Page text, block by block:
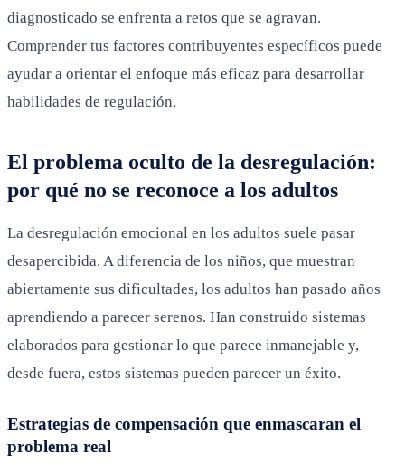
diagnosticado se enfrenta a retos que se agravan.
Comprender tus factores contribuyentes específicos puede
ayudar a orientar el enfoque más eficaz para desarrollar
habilidades de regulación.
El problema oculto de la desregulación:
por qué no se reconoce a los adultos
La desregulación emocional en los adultos suele pasar
desapercibida. A diferencia de los niños, que muestran
abiertamente sus dificultades, los adultos han pasado años
aprendiendo a parecer serenos. Han construido sistemas
elaborados para gestionar lo que parece inmanejable y,
desde fuera, estos sistemas pueden parecer un éxito.
Estrategias de compensación que enmascaran el
problema real